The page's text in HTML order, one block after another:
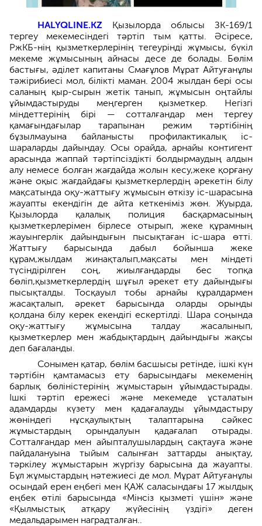
HALYQLINE.KZ Қызылорда облысы ЗК-169/1
тергеу мекемесіндегі тәртіп тым қатты. Әсіресе,
РжКБ-нің қызметкерлерінің тегеурінді жұмысы, бүкіл
мекеме жұмысының айнасы десе де болады. Бөлім
бастығы, әділет капитаны Смағұлов Мұрат Айтуғанұлы
тәжірибиесі мол, білікті маман. 2004 жылдан бері осы
саланың қыр-сырын жетік танып, жұмысын оңтайлы
ұйымдастыруды меңгерген қызметкер. Негізгі
міндеттерінің бірі — сотталғандар мен тергеу
қамағындағылар тарапынан режим тәртібінің
бұзылмауына байланысты профилактикалық іс-
шараларды дайындау. Осы орайда, арнайы контигент
арасында жаппай тәртіпсіздікті болдырмаудың алдын
алу немесе болған жағдайда жолын кесу,жеке қорғану
және оқыс жағдайдағы қызметкерлердің әрекетін білу
мақсатында оқу-жаттығу жұмысын өткізу іс-шарасына
жауапты екендігін де айта кеткеніміз жөн. Жуырда,
Қызылорда қалалық полиция басқармасының
қызметкерлерімен бірлесе отырып, жеке құрамның
жауынгерлік дайындығын пысықтаған іс-шара өтті.
Жаттығу барысында дабыл бойынша жеке
құрам,жылдам жинақталып,мақсаты мен міндеті
түсіндірілген соң, жиылғандарды бес топқа
бөліп,қызметкерлердің шұғыл әрекет ету дайындығы
пысықталды. Тосқауыл тобы арнайы құралдармен
жасақталып, әрекет барысында оларды орынды
қолдана білу керек екендігі ескертілді. Шара соңында
оқу-жаттығу жұмысына талдау жасалынып,
қызметкерлер мен жабдықтардың дайындығы жақсы
деп бағаланды.
Сонымен қатар, бөлім басшысы ретінде, ішкі күн
тәртібін қамтамасыз ету барысындағы мекеменің
барлық бөліністерінің жұмыстарын ұйымдастырады.
Ішкі тәртіп ережесі және мекемеде ұсталатын
адамдарды күзету мен қадағалауды ұйымдастыру
жөніндегі нұсқаулықтың талаптарына сәйкес
жұмыстардың орындалуын қадағалап отырады.
Сотталғандар мен айыпталушылардың сақтауға және
пайдалануына тыйым салынған заттарды анықтау,
тәркілеу жұмыстарын жүргізу барысына да жауапты.
Бұл жұмыстардың нәтежиесі де мол. Мұрат Айтуғанұлы
осындай ерен еңбегі мен ҚАЖ саласындағы 17 жылдық
еңбек өтілі барысында «Мінсіз қызметі үшін» және
«Қылмыстық атқару жүйесінің үздігі» деген
медальдарымен наградталған..